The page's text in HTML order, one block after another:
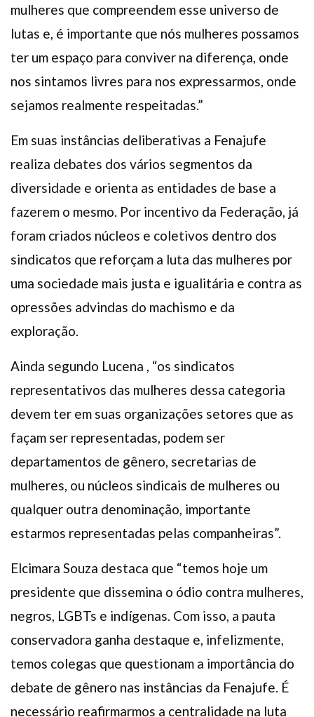
mulheres que compreendem esse universo de
lutas e, é importante que nós mulheres possamos
ter um espaço para conviver na diferença, onde
nos sintamos livres para nos expressarmos, onde
sejamos realmente respeitadas.”
Em suas instâncias deliberativas a Fenajufe
realiza debates dos vários segmentos da
diversidade e orienta as entidades de base a
fazerem o mesmo. Por incentivo da Federação, já
foram criados núcleos e coletivos dentro dos
sindicatos que reforçam a luta das mulheres por
uma sociedade mais justa e igualitária e contra as
opressões advindas do machismo e da
exploração.
Ainda segundo Lucena , “os sindicatos
representativos das mulheres dessa categoria
devem ter em suas organizações setores que as
façam ser representadas, podem ser
departamentos de gênero, secretarias de
mulheres, ou núcleos sindicais de mulheres ou
qualquer outra denominação, importante
estarmos representadas pelas companheiras”.
Elcimara Souza destaca que “temos hoje um
presidente que dissemina o ódio contra mulheres,
negros, LGBTs e indígenas. Com isso, a pauta
conservadora ganha destaque e, infelizmente,
temos colegas que questionam a importância do
debate de gênero nas instâncias da Fenajufe. É
necessário reafirmarmos a centralidade na luta